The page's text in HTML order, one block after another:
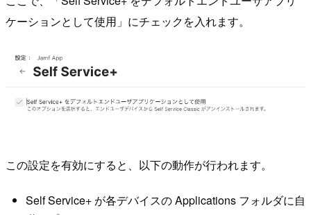
ケーションとして使用」にチェックを入れます。
この設定を有効にすると、以下の動作が行われます。
Self Service+ が各デバイスの Applications フォルダに自